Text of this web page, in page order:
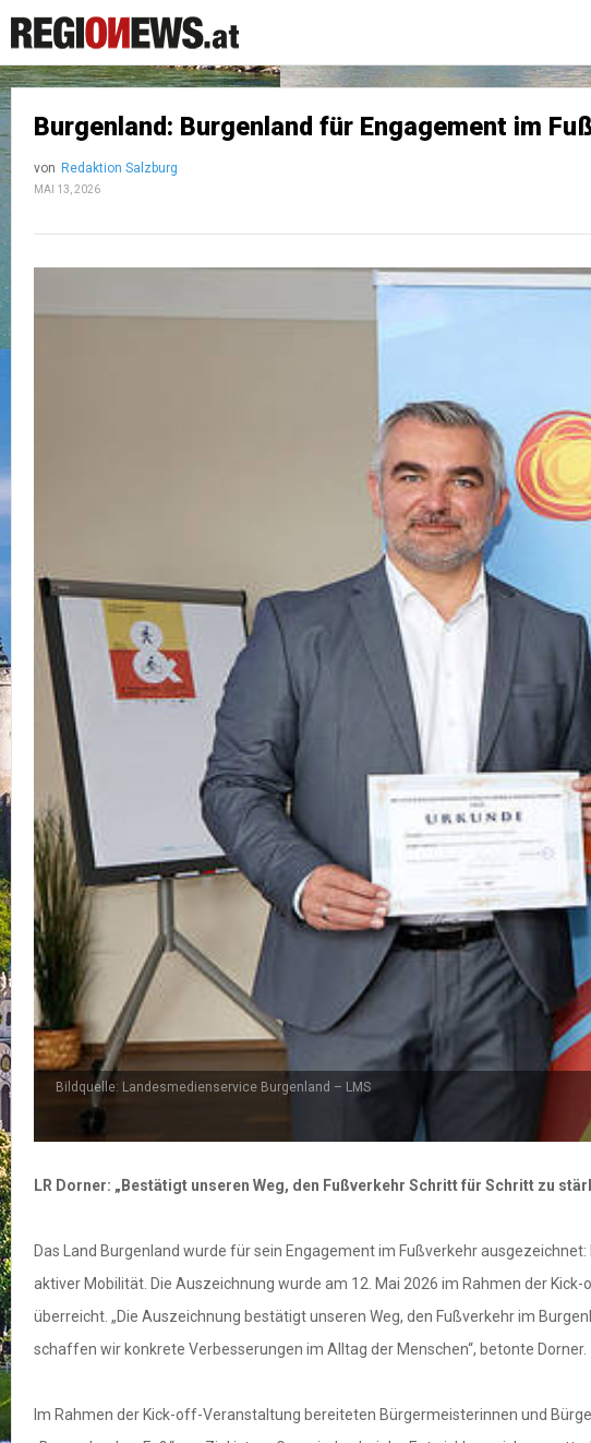
Burgenland: Burgenland für Engagement im
von Redaktion Salzburg
MAI 13, 2026
Bildquelle: Landesmedienservice Burgenland – LMS
LR Dorner: „Bestätigt unseren Weg, den Fußverkehr Schritt für Schritt zu
Das Land Burgenland wurde für sein Engagement im Fußverkehr
aktiver Mobilität. Die Auszeichnung wurde am 12. Mai 2026 im Rahmen der
überreicht. „Die Auszeichnung bestätigt unseren Weg, den Fußverkehr im
schaffen wir konkrete Verbesserungen im Alltag der Menschen“, betonte Dorner.
Im Rahmen der Kick-off-Veranstaltung bereiteten Bürgermeisterinnen und